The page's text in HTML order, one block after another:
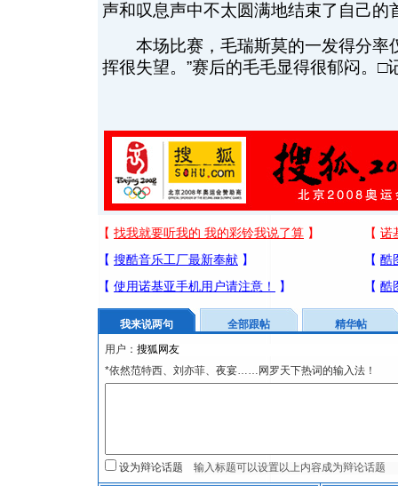
声和叹息声中不太圆满地结束了自己的
本场比赛，毛瑞斯莫的一发得分率
挥很失望。”赛后的毛毛显得很郁闷。
我来说两句 全部跟帖
精华帖
用户：
*依然范特西、刘亦菲、夜宴……网罗天下热词的输入法！
设为辩论话题